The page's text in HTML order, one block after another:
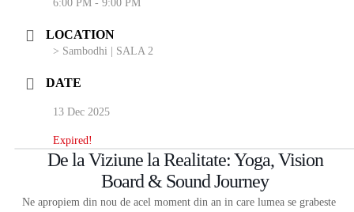
6:00 PM - 9:00 PM
LOCATION
> Sambodhi | SALA 2
DATE
13 Dec 2025
Expired!
De la Viziune la Realitate: Yoga, Vision
Board & Sound Journey
Ne apropiem din nou de acel moment din an in care lumea se grabeste